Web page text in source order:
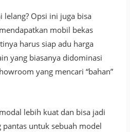
lelang? Opsi ini juga bisa
mobil bekas
harus siap adu harga
yang biasanya didominasi
yang mencari “bahan”
lebih kuat dan bisa jadi
untuk sebuah model